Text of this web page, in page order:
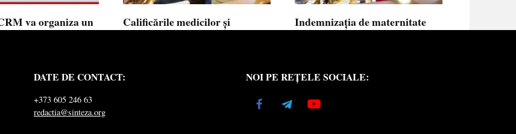
va organiza un
din Republica
Calificările medicilor și
Calificările profesionale obținute de medici
Indemnizația de maternitate
copilului
Indemnizația de maternitate pentru femeile
necăsătorite
DATE DE CONTACT:
+373 605 246 63
redactia@sinteza.org
NOI PE REȚELE SOCIALE: